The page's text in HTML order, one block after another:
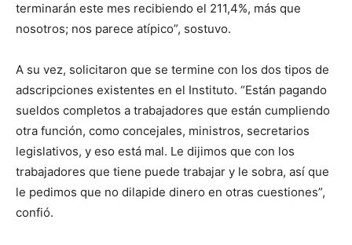
terminarán este mes recibiendo el 211,4%, más que
nosotros; nos parece atípico”, sostuvo.
A su vez, solicitaron que se termine con los dos tipos de
adscripciones existentes en el Instituto. “Están pagando
sueldos completos a trabajadores que están cumpliendo
otra función, como concejales, ministros, secretarios
legislativos, y eso está mal. Le dijimos que con los
trabajadores que tiene puede trabajar y le sobra, así que
le pedimos que no dilapide dinero en otras cuestiones”,
confió.